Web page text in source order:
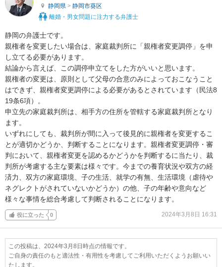
静岡県 > 静岡市葵区
離婚・男女問題に注力する弁護士
静岡の弁護士です。
親権者を変更したい場合は、家庭裁判所に「親権者変更調停」を申
し立てる必要があります。
結論から言えば、この調停申立てをした方がいいと思います。
親権者の変更は、原則として父母の合意のみによっておこなうこと
はできず、親権者変更調停による必要があるとされています（民法8
19条6項）。
申立先の家庭裁判所は、相手方の住所を管轄する家庭裁判所となり
ます。
いずれにしても、裁判所が間に入って後見的に親権者を変更するこ
とが適切かどうか、判断することになります。親権者変更調停・審
判において、親権者変更を認めるかどうかを判断するに当たり、裁
判所が考慮する主な要素は様々です。今までの養育状況や双方の経
済力、双方の家庭環境、子の生活、就学の有無、生活環境（虐待や
ネグレクトがされていないかどうか）の他、子の年齢や意向など
様々な事情を総合考慮して判断されることになります。
役に立った 0 2024年3月8日 16:31
この投稿は、2024年3月8日時点の情報です。
ご自身の責任のもと適法性・有用性を考慮してご利用いただくようお願いい
たします。